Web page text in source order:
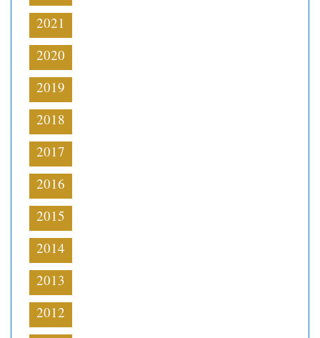
2021
2020
2019
2018
2017
2016
2015
2014
2013
2012